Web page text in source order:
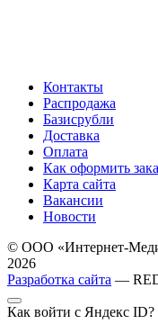
Контакты
Распродажа
Базисрубли
Доставка
Оплата
Как оформить
Карта сайта
Вакансии
Новости
© ООО «Интернет-
2026
Разработка сайта —
Как войти с Яндекс ID?